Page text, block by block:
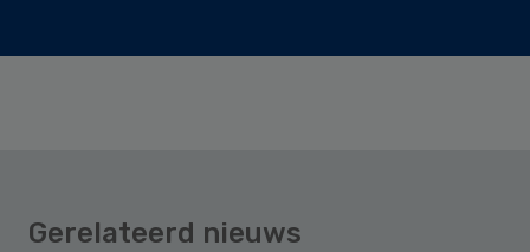
Gerelateerd nieuws